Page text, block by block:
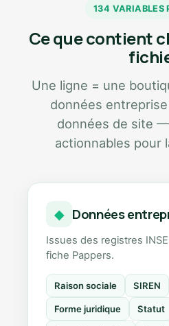
134 VARIABLES
Ce que contient
Une ligne = une
données
données de site
actionnables pour
◆ Données
Issues des registres
fiche Pappers.
Raison sociale SIREN
Forme juridique Statut